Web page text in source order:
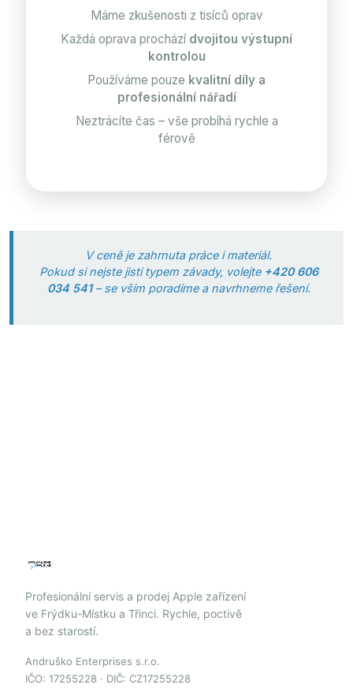
Máme zkušenosti z tisíců oprav
Každá oprava prochází dvojitou výstupní
kontrolou
Používáme pouze kvalitní díly a
profesionální nářadí
Neztrácíte čas – vše probíhá rychle a
férově
V ceně je zahrnuta práce i materiál.
Pokud si nejste jisti typem závady, volejte +420 606
034 541– se vším poradíme a navrhneme řešení.
Profesionální servis a prodej Apple zařízení
ve Frýdku-Místku a Třinci. Rychle, poctivě
a bez starostí.
Andruško Enterprises s.r.o.
IČO: 17255228 · DIČ: CZ17255228